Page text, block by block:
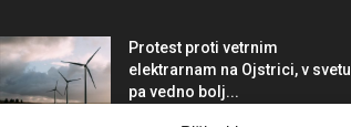
Protest proti vetrnim
elektrarnam na Ojstrici, v svetu
pa vedno bolj...